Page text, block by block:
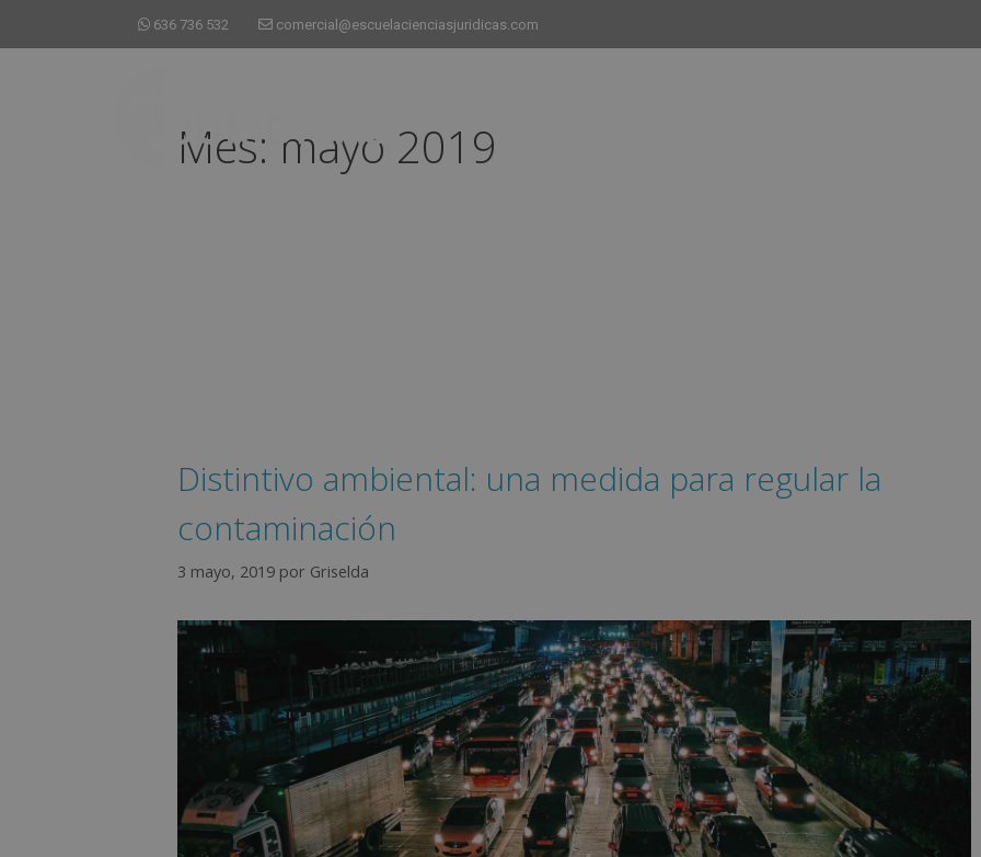
636 736 532 comercial@escuelacienciasjuridicas.com
Mes: mayo 2019
Distintivo ambiental: una medida para regular la
contaminación
3 mayo, 2019 por Griselda